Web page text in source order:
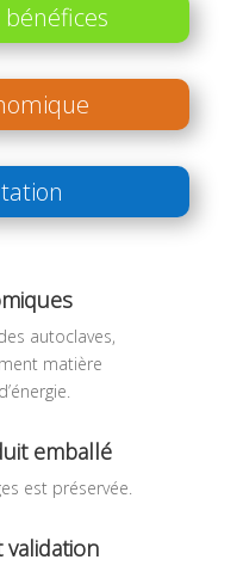
autoclaves,
matière
emballé
est préservée.
validation